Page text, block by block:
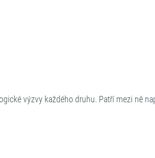
výzvy každého druhu. Patří mezi ně